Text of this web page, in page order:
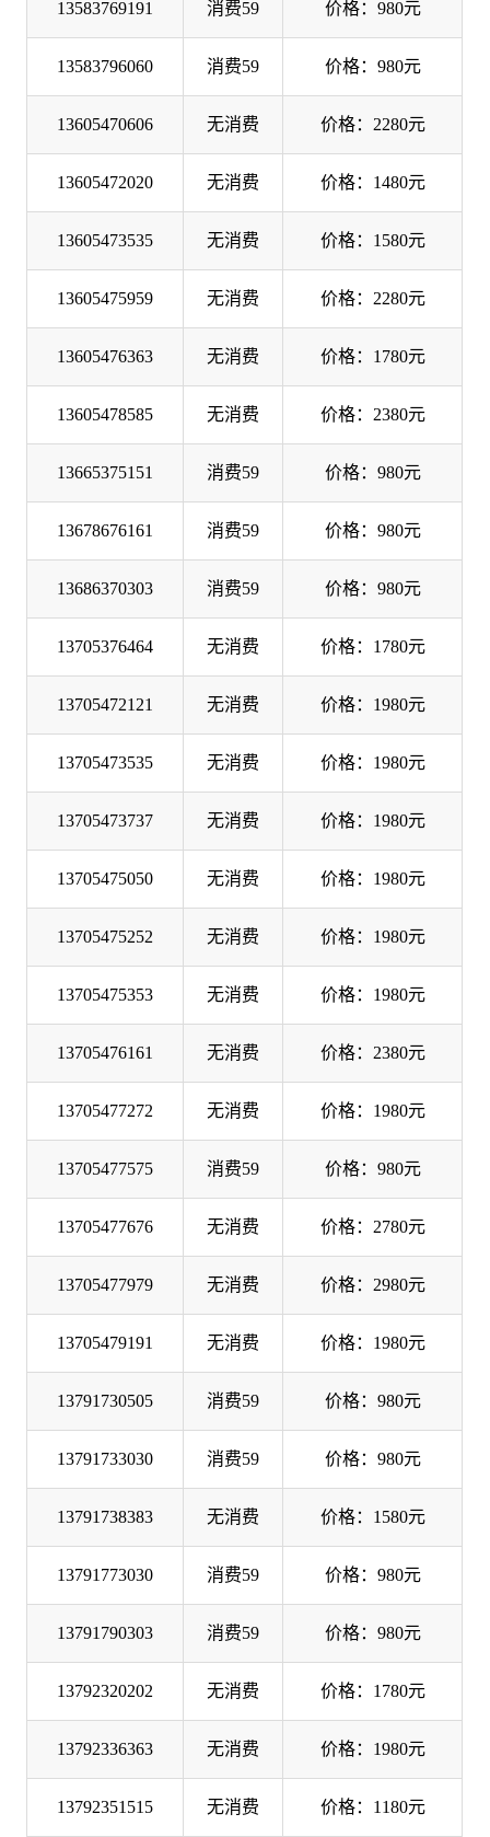
13583769191 消费59 价格：980元
13583796060 消费59 价格：980元
13605470606 无消费 价格：2280元
13605472020 无消费 价格：1480元
13605473535 无消费 价格：1580元
13605475959 无消费 价格：2280元
13605476363 无消费 价格：1780元
13605478585 无消费 价格：2380元
13665375151 消费59 价格：980元
13678676161 消费59 价格：980元
13686370303 消费59 价格：980元
13705376464 无消费 价格：1780元
13705472121 无消费 价格：1980元
13705473535 无消费 价格：1980元
13705473737 无消费 价格：1980元
13705475050 无消费 价格：1980元
13705475252 无消费 价格：1980元
13705475353 无消费 价格：1980元
13705476161 无消费 价格：2380元
13705477272 无消费 价格：1980元
13705477575 消费59 价格：980元
13705477676 无消费 价格：2780元
13705477979 无消费 价格：2980元
13705479191 无消费 价格：1980元
13791730505 消费59 价格：980元
13791733030 消费59 价格：980元
13791738383 无消费 价格：1580元
13791773030 消费59 价格：980元
13791790303 消费59 价格：980元
13792320202 无消费 价格：1780元
13792336363 无消费 价格：1980元
13792351515 无消费 价格：1180元